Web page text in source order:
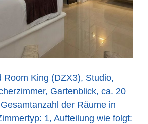
Room King (DZX3), Studio,
Gartenblick, ca. 20
der Räume in
1, Aufteilung wie folgt: